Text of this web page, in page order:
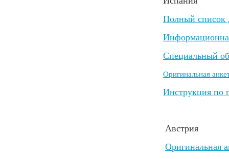
Полный список
Специальный
Оригинальная
Инструкция по
Австрия
Оригинальная